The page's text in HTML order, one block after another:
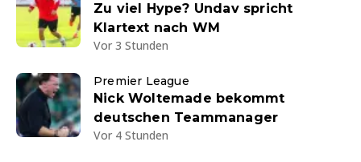
Zu viel Hype? Undav spricht
Klartext nach WM
Vor 3 Stunden
Premier League
Nick Woltemade bekommt
deutschen Teammanager
Vor 4 Stunden